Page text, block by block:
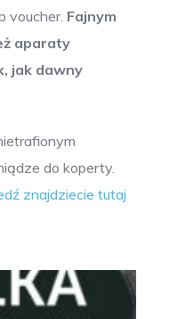
voucher. Fajnym
aparaty
jak dawny
do koperty.
znajdziecie tutaj